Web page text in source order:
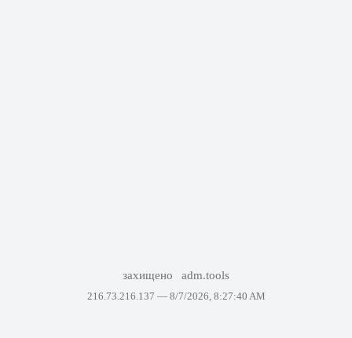
захищено adm.tools
216.73.216.137 — 8/7/2026, 8:27:40 AM